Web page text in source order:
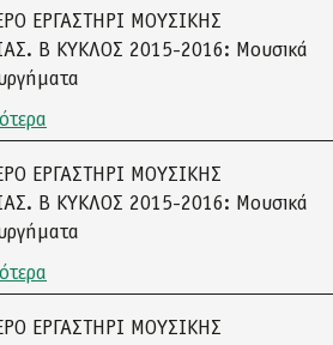
ΕΡΓΑΣΤΗΡΙ ΜΟΥΣΙΚΗΣ
Β ΚΥΚΛΟΣ 2015-2016: Μουσικά
ΕΡΓΑΣΤΗΡΙ ΜΟΥΣΙΚΗΣ
Β ΚΥΚΛΟΣ 2015-2016: Μουσικά
ΕΡΓΑΣΤΗΡΙ ΜΟΥΣΙΚΗΣ